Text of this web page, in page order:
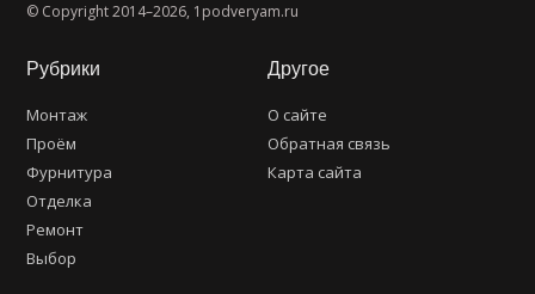
© Copyright 2014–2026, 1podveryam.ru
Другое
О сайте
Обратная связь
Карта сайта
Рубрики
Монтаж
Проём
Фурнитура
Отделка
Ремонт
Выбор